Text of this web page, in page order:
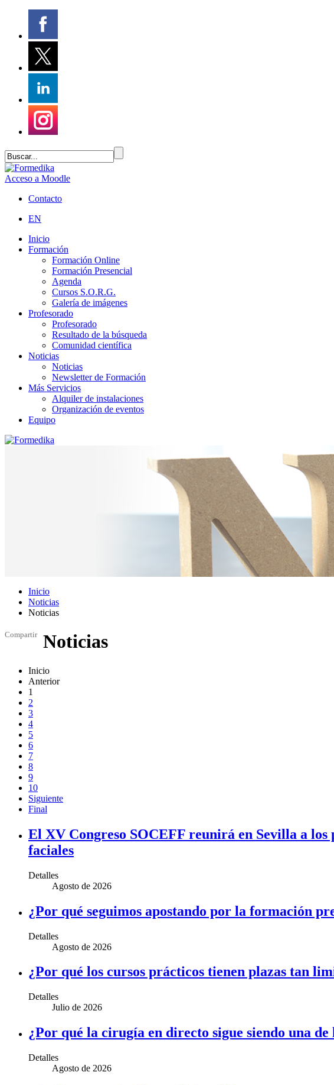
Acceso a Moodle
Contacto
EN
Inicio
Formación
Formación Online
Formación Presencial
Agenda
Cursos S.O.R.G.
Galería de imágenes
Profesorado
Profesorado
Resultado de la búsqueda
Comunidad científica
Noticias
Noticias
Newsletter de Formación
Más Servicios
Alquiler de instalaciones
Organización de eventos
Equipo
Inicio
Noticias
Noticias
Compartir Noticias
Inicio
Anterior
1
2
3
4
5
6
7
8
9
10
Siguiente
Final
El XV Congreso SOCEFF reunirá en Sevilla a
faciales
Detalles
Agosto de 2026
¿Por qué seguimos apostando por la formación
Detalles
Agosto de 2026
¿Por qué los cursos prácticos tienen plazas tan
Detalles
Julio de 2026
¿Por qué la cirugía en directo sigue siendo una
Detalles
Agosto de 2026